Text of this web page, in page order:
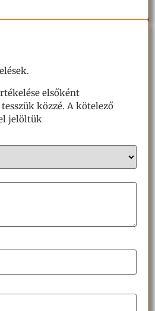
elsőként
közzé. A kötelező
jelöltük